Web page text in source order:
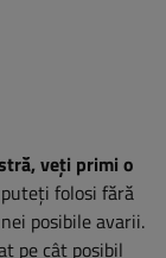
veți primi o
folosi fără
posibile avarii.
pe cât posibil